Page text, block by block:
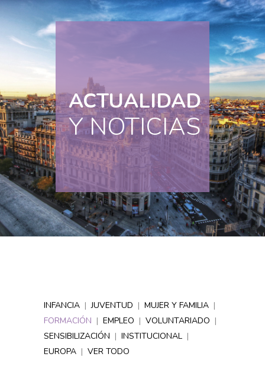
Y NOTICIAS
ACTUALIDAD
INFANCIA | JUVENTUD | MUJER Y FAMILIA |
FORMACIÓN | EMPLEO | VOLUNTARIADO |
SENSIBILIZACIÓN | INSTITUCIONAL |
EUROPA | VER TODO